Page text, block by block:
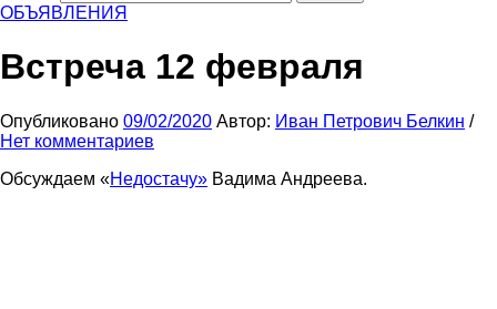
ОБЪЯВЛЕНИЯ
Встреча 12 февраля
Опубликовано 09/02/2020 Автор: Иван Петрович Белкин /
Нет комментариев
Обсуждаем «Недостачу» Вадима Андреева.